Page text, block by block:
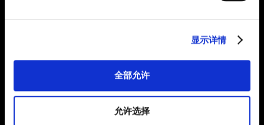
显示详情
全部允许
允许选择